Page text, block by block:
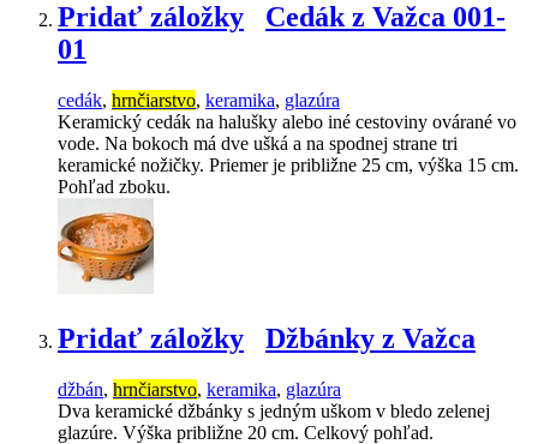
Pridať záložky
Cedák z Važca 001-
01
cedák, hrnčiarstvo, keramika, glazúra
Keramický cedák na halušky alebo iné cestoviny ovárané vo
vode. Na bokoch má dve ušká a na spodnej strane tri
keramické nožičky. Priemer je približne 25 cm, výška 15 cm.
Pohľad zboku.
Pridať záložky Džbánky z Važca
džbán, hrnčiarstvo, keramika, glazúra
Dva keramické džbánky s jedným uškom v bledo zelenej
glazúre. Výška približne 20 cm. Celkový pohľad.